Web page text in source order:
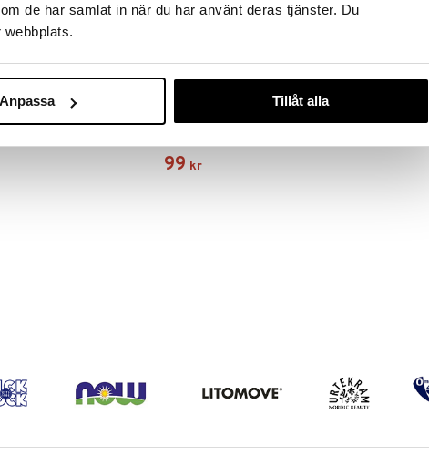
de har samlat in när du har använt deras tjänster. Du
Anpassa Tillåt alla
Shower Gel
99 kr